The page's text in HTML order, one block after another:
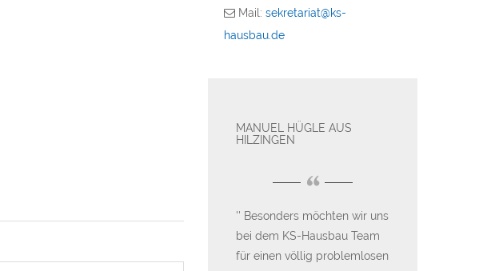
Mail: sekretariat@ks-
hausbau.de
MANUEL HÜGLE AUS
HILZINGEN
“
Besonders möchten wir uns
bei dem KS-Hausbau Team
für einen völlig problemlosen